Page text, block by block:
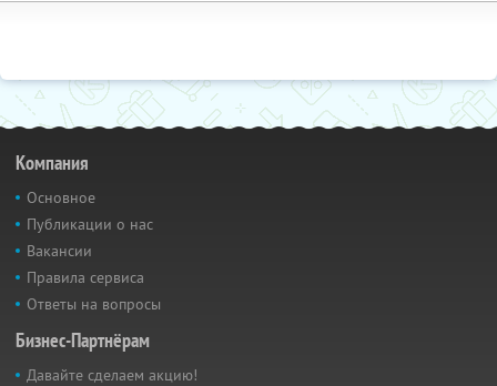
Компания
Основное
Публикации о нас
Вакансии
Правила сервиса
Ответы на вопросы
Бизнес-Партнёрам
Давайте сделаем акцию!